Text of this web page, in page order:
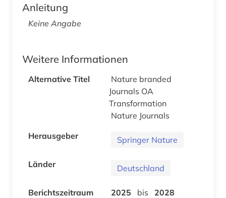
Anleitung
Keine Angabe
Weitere Informationen
Alternative Titel
Nature branded
Journals OA
Transformation
Nature Journals
Herausgeber
Springer Nature
Länder Deutschland
Berichtszeitraum 2025 bis
2028